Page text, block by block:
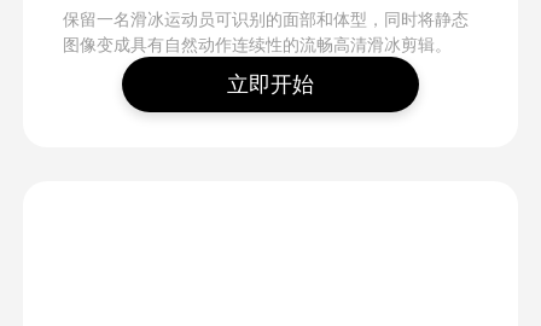
保留一名滑冰运动员可识别的面部和体型，同时将静态
图像变成具有自然动作连续性的流畅高清滑冰剪辑。
立即开始